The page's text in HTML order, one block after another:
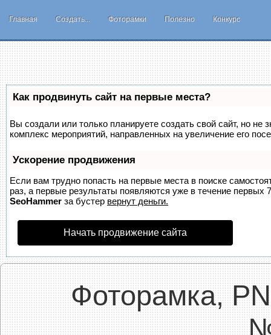
Главная Создать... Фоторамки Полезно Конкурс
Как продвинуть сайт на первые места?
Вы создали или только планируете создать свой сайт, но не
комплекс мероприятий, направленных на увеличение его
Ускорение продвижения
Если вам трудно попасть на первые места в поиске
раз, а первые результаты появляются уже в течение первых
SeoHammer за бустер вернут деньги.
Начать продвижение сайта
Фоторамка,